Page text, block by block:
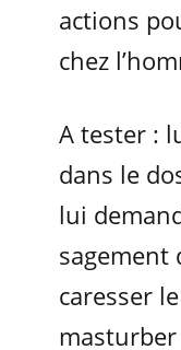
actions
chez
A tester :
dans le
lui
sagement
caresser